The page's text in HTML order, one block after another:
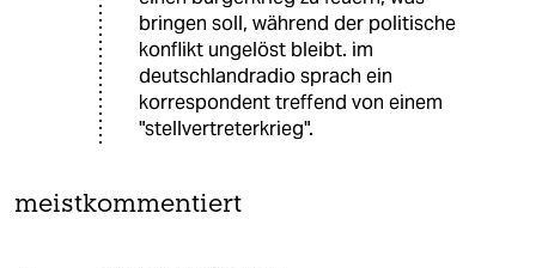
bringen soll, während der politische
konflikt ungelöst bleibt. im
deutschlandradio sprach ein
korrespondent treffend von einem
"stellvertreterkrieg".
meistkommentiert